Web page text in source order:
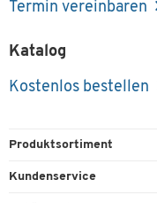
Termin vereinbaren
Katalog
Kostenlos bestellen
Produktsortiment
Büroausstattung
Kundenservice